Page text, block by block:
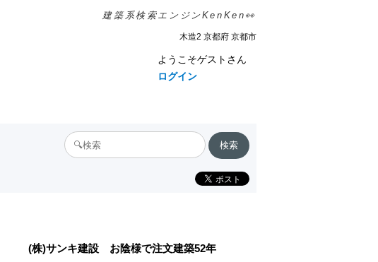
建築系検索エンジンKenKen👀
木造2 京都府 京都市
ようこそゲストさん
ログイン
(株)サンキ建設 お陰様で注文建築52年